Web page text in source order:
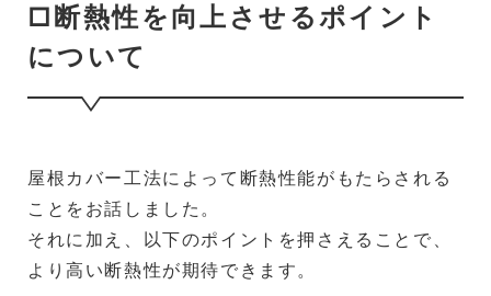
□断熱性を向上させるポイント
について
屋根カバー工法によって断熱性能がもたらされる
ことをお話しました。
それに加え、以下のポイントを押さえることで、
より高い断熱性が期待できます。